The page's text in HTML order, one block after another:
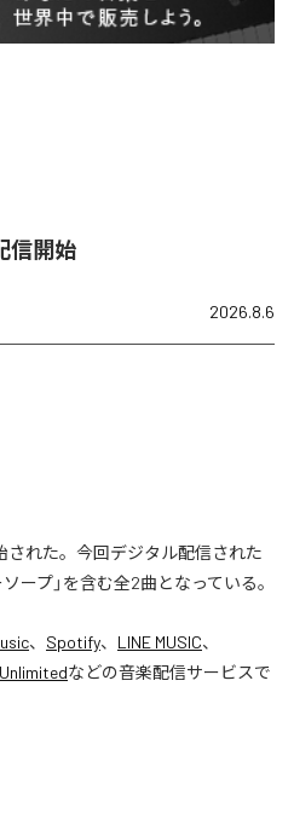
信開始
2026.8.6
された。今回デジタル配信された
ープ」を含む全2曲となっている。
、 Spotify、 LINE MUSIC、
などの音楽配信サービスで